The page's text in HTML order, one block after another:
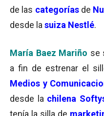
de las categorías de
desde la suiza Nestlé.
María Baez Mariño se
a fin de estrenar el
Medios y
desde la chilena
tenía la silla de